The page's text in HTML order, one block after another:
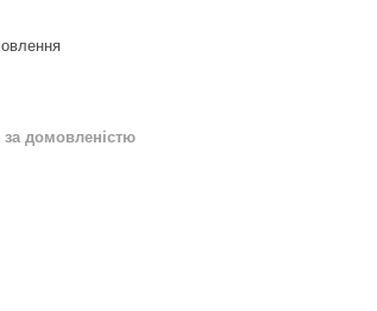
за домовленістю